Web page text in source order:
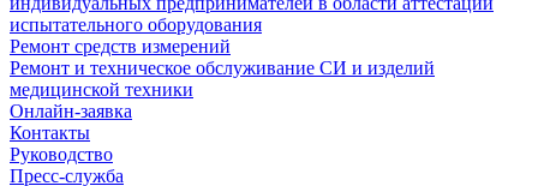
испытательного оборудования
Ремонт средств измерений
Ремонт и техническое обслуживание СИ и изделий
медицинской техники
Онлайн-заявка
Контакты
Руководство
Пресс-служба